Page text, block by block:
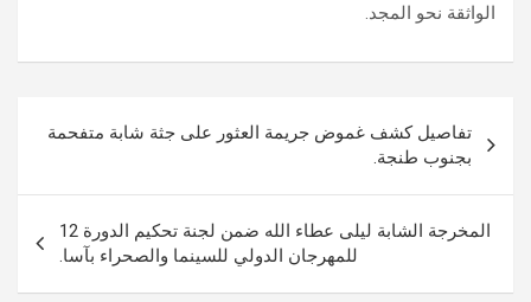
الواثقة نحو المجد.
المقالات
تفاصيل كشف غموض جريمة العثور على جثة شابة متفحمة
بجنوب طنجة.
المخرجة الشابة ليلى عطاء الله ضمن لجنة تحكيم الدورة 12
للمهرجان الدولي للسينما والصحراء بآسا.